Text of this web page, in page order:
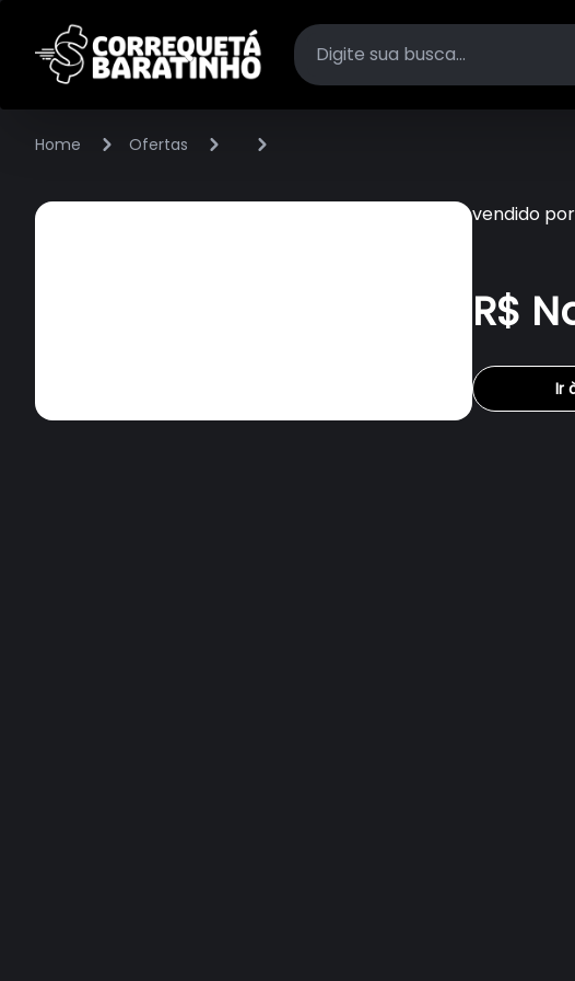
Home Ofertas
vendido por
R$
Ir